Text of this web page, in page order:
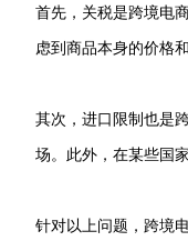
首先，关税是跨境电
虑到商品本身的价格
其次，进口限制也是
场。此外，在某些国
针对以上问题，跨境